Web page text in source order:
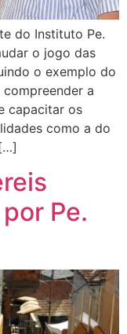
do Instituto Pe.
o jogo das
o exemplo do
a
capacitar os
como a do
Pe.